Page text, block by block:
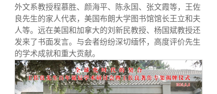
外文系教授程慕胜、颜海平、陈永国、张文霞等，王佐
良先生的家人代表，美国布朗大学图书馆馆长王立和夫
人等。远在美国和加拿大的刘新民教授、杨国斌教授还
发来了书面发言。与会者纷纷深切缅怀，高度评价先生
的学术成就和重大贡献。